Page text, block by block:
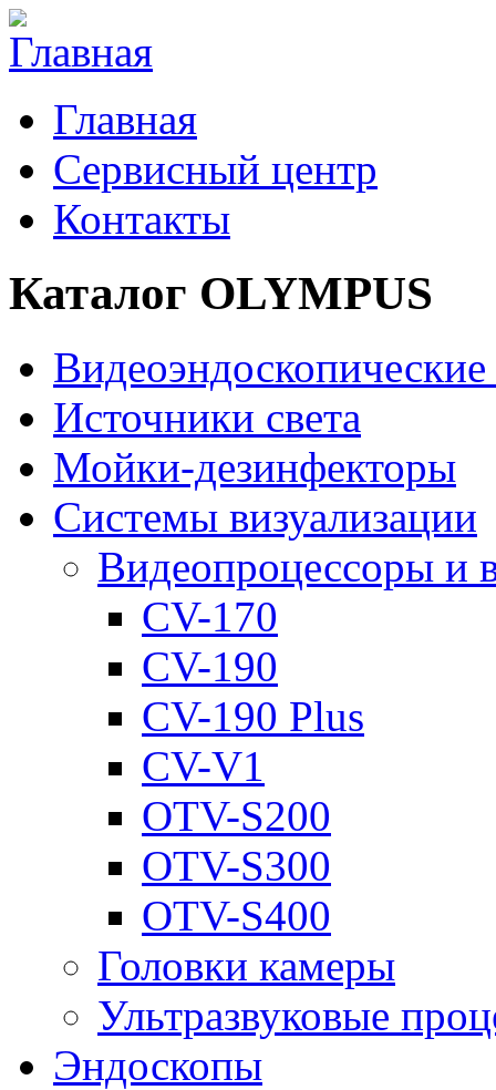
Главная
Сервисный центр
Контакты
Каталог OLYMPUS
Источники света
Мойки-дезинфекторы
Системы визуализации
Видеопроцессоры и
CV-170
CV-190
CV-190 Plus
CV-V1
OTV-S200
OTV-S300
OTV-S400
Головки камеры
Ультразвуковые
Эндоскопы